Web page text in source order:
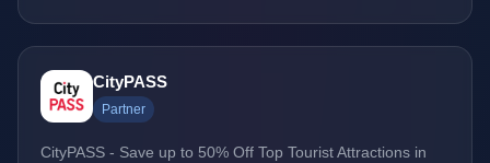
CityPASS
Partner
CityPASS - Save up to 50% Off Top Tourist Attractions in